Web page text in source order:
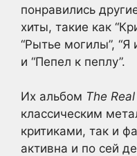
понравились
хиты, такие как
“Рытье могилы”, “Я
и “Пепел к пеплу”.
Их альбом The
классическим
критиками, так и
активна и по сей